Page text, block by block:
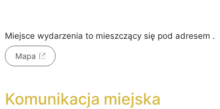
Miejsce wydarzenia to mieszczący się pod adresem .
Mapa
Komunikacja miejska